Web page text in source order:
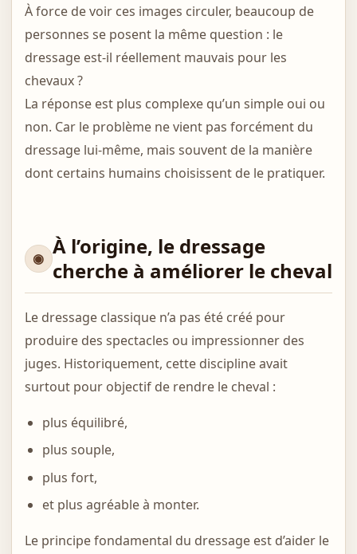
À force de voir ces images circuler, beaucoup de
personnes se posent la même question : le
dressage est-il réellement mauvais pour les
chevaux ?
La réponse est plus complexe qu’un simple oui ou
non. Car le problème ne vient pas forcément du
dressage lui-même, mais souvent de la manière
dont certains humains choisissent de le pratiquer.
À l’origine, le dressage
cherche à améliorer le cheval
Le dressage classique n’a pas été créé pour
produire des spectacles ou impressionner des
juges. Historiquement, cette discipline avait
surtout pour objectif de rendre le cheval :
plus équilibré,
plus souple,
plus fort,
et plus agréable à monter.
Le principe fondamental du dressage est d’aider le